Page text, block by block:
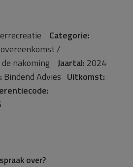
Categorie:
/
nakoming Jaartal: 2024
Bindend Advies Uitkomst:
over?